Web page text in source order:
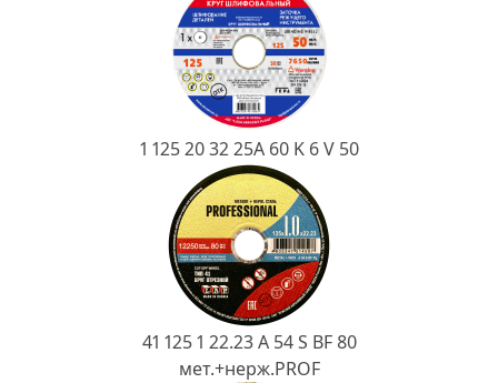
1 125 20 32 25А 60 K 6 V 50
41 125 1 22.23 A 54 S BF 80
мет.+нерж.PROF